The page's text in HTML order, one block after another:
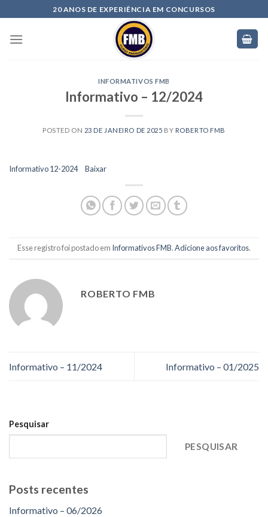
20 ANOS DE EXPERIÊNCIA EM CONCURSOS
INFORMATIVOS FMB
Informativo – 12/2024
POSTED ON 23 DE JANEIRO DE 2025 BY ROBERTO FMB
Informativo 12-2024 Baixar
Esse registro foi postado em Informativos FMB.Adicione aos favoritos.
ROBERTO FMB
Informativo – 11/2024 Informativo – 01/2025
Pesquisar
PESQUISAR
Posts recentes
Informativo – 06/2026